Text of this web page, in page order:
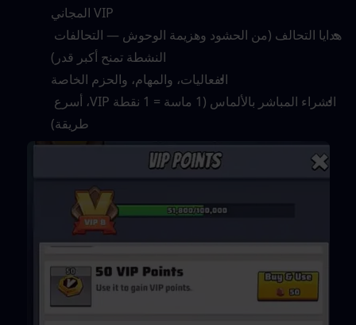
VIP المجاني
النشطة تمنح أكبر قدر)
الفعاليات، والمهام، والحزم الخاصة
طريقة)